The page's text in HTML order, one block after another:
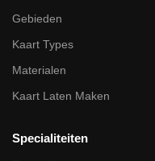
Gebieden
Kaart Types
Materialen
Kaart Laten Maken
Specialiteiten